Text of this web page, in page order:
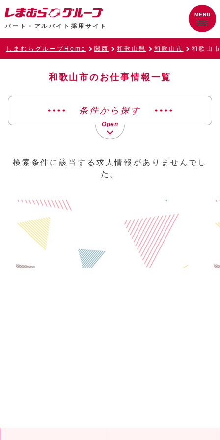
パート・アルバイト採用サイト
しまむらグループHome 関西 和歌山県 和歌山市 和歌山
和歌山市のお仕事情報一覧
条件から探す
検索条件に該当する求人情報がありませんでし
た。